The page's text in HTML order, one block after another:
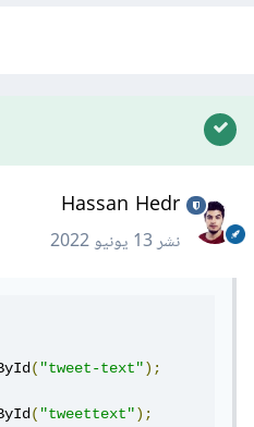
Hassan Hedr
نشر13 يونيو 2022
("tweet-text");
("tweettext");